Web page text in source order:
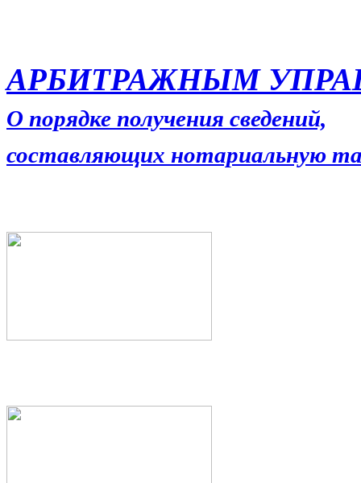
АРБИТРАЖНЫМ
О порядке получения сведений,
составляющих нотариальную